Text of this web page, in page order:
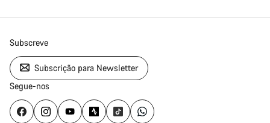
Subscreve
Subscrição para Newsletter
Segue-nos